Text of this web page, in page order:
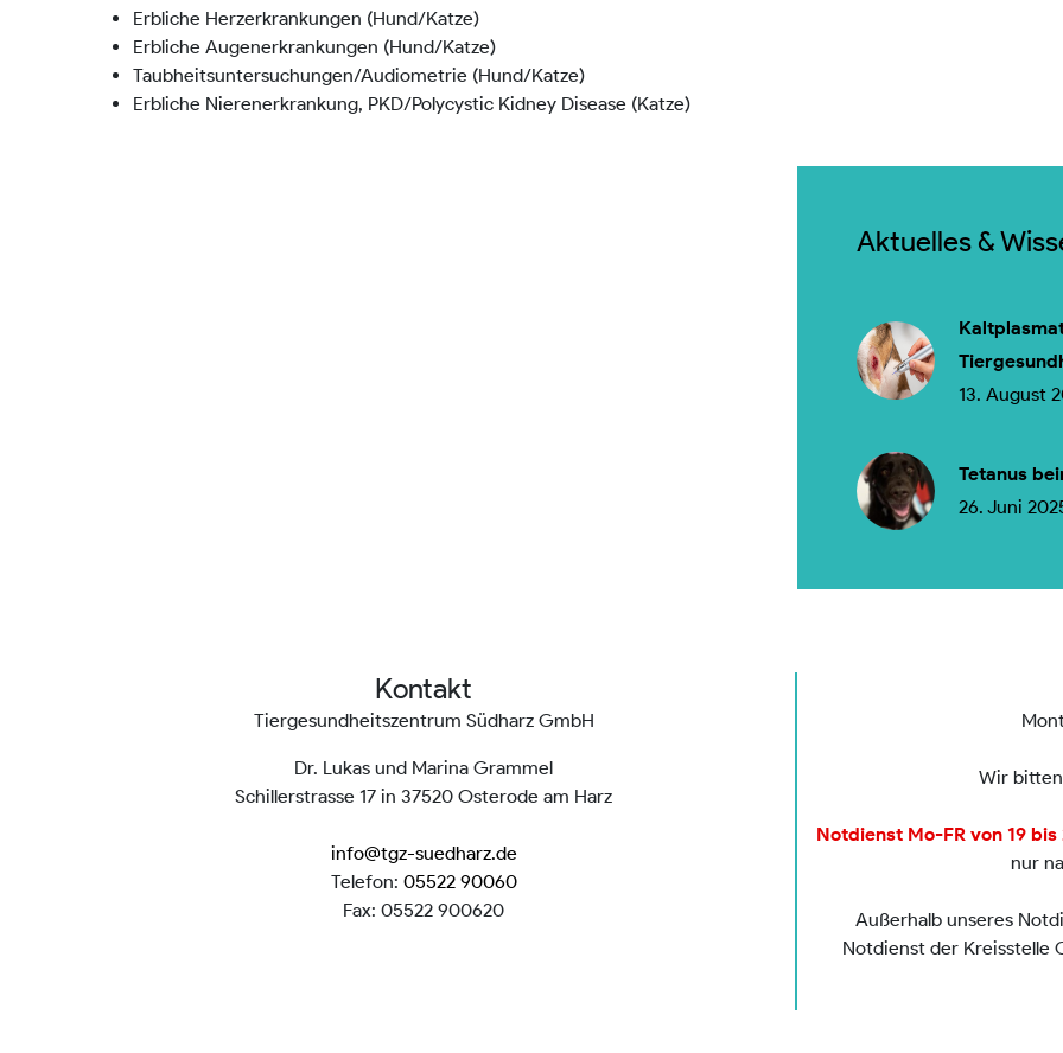
Erbliche Herzerkrankungen (Hund/Katze)
Erbliche Augenerkrankungen (Hund/Katze)
Taubheitsuntersuchungen/Audiometrie (Hund/Katze)
Erbliche Nierenerkrankung, PKD/Polycystic Kidney Disease (Katze)
Aktuelles &
13. August
Tetanus
26. Juni
Kontakt
Tiergesundheitszentrum Südharz GmbH
Dr. Lukas und Marina Grammel
Schillerstrasse 17 in 37520 Osterode am Harz
info@tgz-suedharz.de
Telefon: 05522 90060
Fax: 05522 900620
Wir
Notdienst Mo-FR von 19
nur
Außerhalb unseres
Notdienst der Kreisstelle